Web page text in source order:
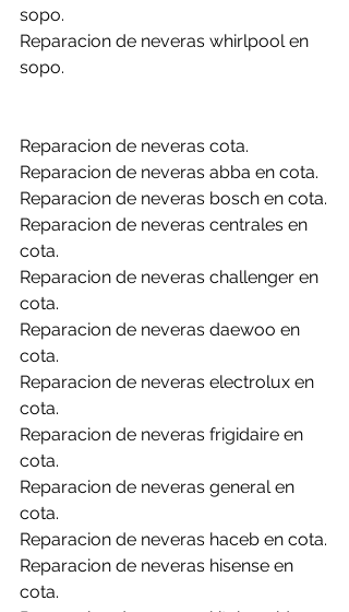
sopo.
Reparacion de neveras whirlpool en
sopo.
Reparacion de neveras cota.
Reparacion de neveras abba en cota.
Reparacion de neveras bosch en cota.
Reparacion de neveras centrales en
cota.
Reparacion de neveras challenger en
cota.
Reparacion de neveras daewoo en
cota.
Reparacion de neveras electrolux en
cota.
Reparacion de neveras frigidaire en
cota.
Reparacion de neveras general en
cota.
Reparacion de neveras haceb en cota.
Reparacion de neveras hisense en
cota.